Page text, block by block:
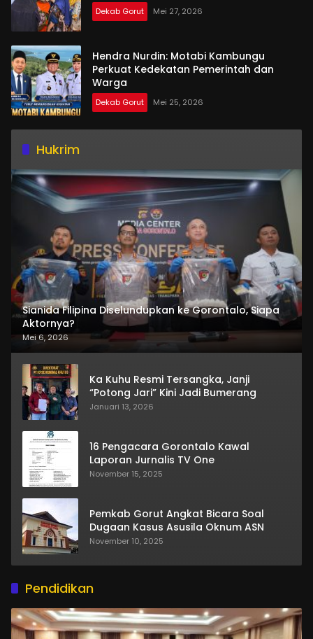
Dekab Gorut Mei 27, 2026
Hendra Nurdin: Motabi Kambungu
Perkuat Kedekatan Pemerintah dan
Warga
Dekab Gorut Mei 25, 2026
Hukrim
Sianida Filipina Diselundupkan ke Gorontalo, Siapa
Aktornya?
Mei 6, 2026
Ka Kuhu Resmi Tersangka, Janji
“Potong Jari” Kini Jadi Bumerang
Januari 13, 2026
16 Pengacara Gorontalo Kawal
Laporan Jurnalis TV One
November 15, 2025
Pemkab Gorut Angkat Bicara Soal
Dugaan Kasus Asusila Oknum ASN
November 10, 2025
Pendidikan